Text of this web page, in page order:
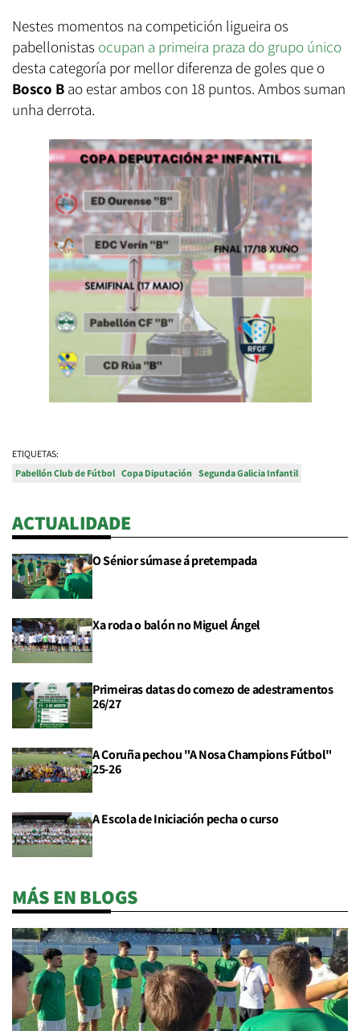
Nestes momentos na competición ligueira os
pabellonistas ocupan a primeira praza do grupo único
desta categoría por mellor diferenza de goles que o
Bosco B ao estar ambos con 18 puntos. Ambos suman
unha derrota.
ETIQUETAS:
Pabellón Club de Fútbol Copa Diputación Segunda Galicia Infantil
ACTUALIDADE
O Sénior súmase á pretempada
Xa roda o balón no Miguel Ángel
Primeiras datas do comezo de adestramentos
26/27
A Coruña pechou "A Nosa Champions Fútbol"
25-26
A Escola de Iniciación pecha o curso
MÁS EN BLOGS